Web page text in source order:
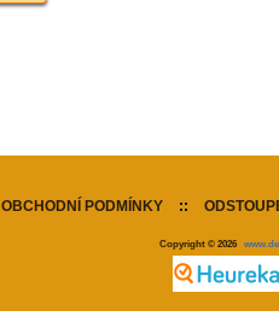
OBCHODNÍ PODMÍNKY ::
Copyright © 2026